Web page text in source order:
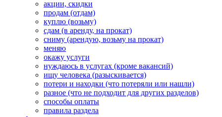
акции, скидки
продам (отдам)
куплю (возьму)
сдам (в аренду, на прокат)
сниму (арендую, возьму на прокат)
меняю
окажу услуги
нуждаюсь в услугах (кроме вакансий)
ищу человека (разыскивается)
потери и находки (что потеряли или нашли)
разное (что не подходит для других разделов)
способы оплаты
правила раздела